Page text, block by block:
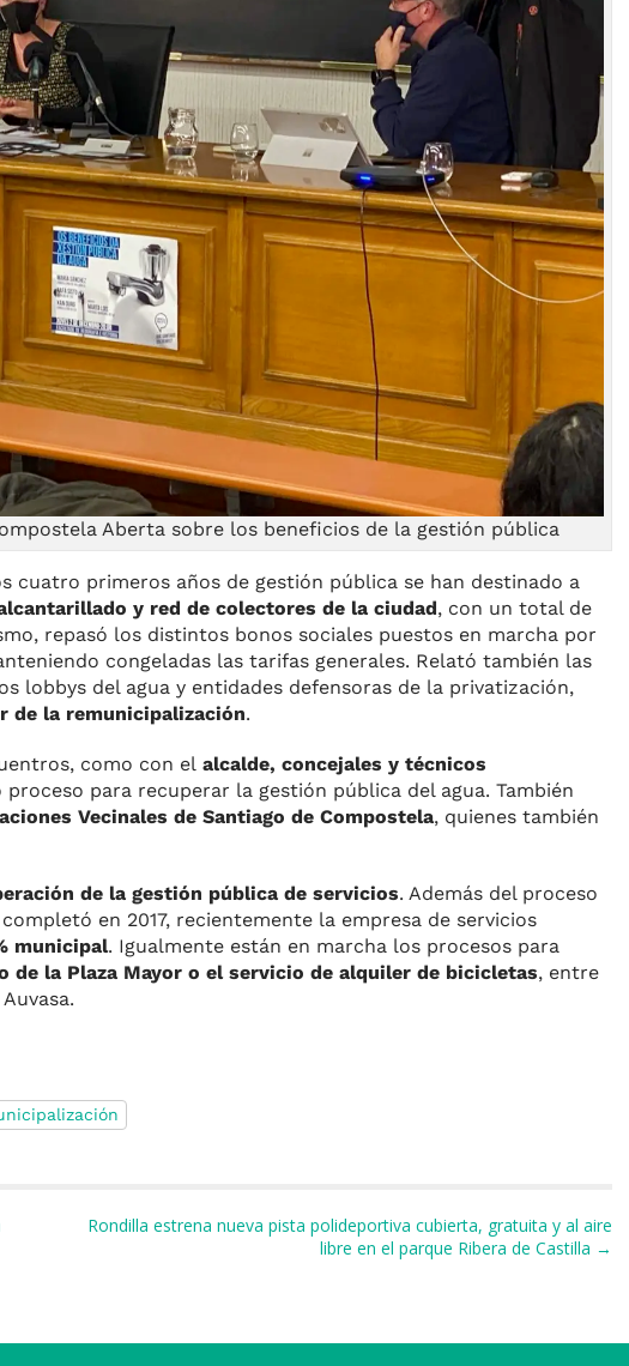
Aberta sobre los beneficios de la gestión pública
cuatro primeros años de gestión pública se han destinado a
y red de colectores de la ciudad, con un total de
repasó los distintos bonos sociales puestos en marcha por
congeladas las tarifas generales. Relató también las
lobbys del agua y entidades defensoras de la privatización,
de la remunicipalización.
como con el alcalde, concejales y técnicos
proceso para recuperar la gestión pública del agua. También
Vecinales de Santiago de Compostela, quienes también
de la gestión pública de servicios. Además del proceso
en 2017, recientemente la empresa de servicios
municipal. Igualmente están en marcha los procesos para
de la Plaza Mayor o el servicio de alquiler de bicicletas, entre
Rondilla estrena nueva pista polideportiva cubierta, gratuita y al aire
libre en el parque Ribera de Castilla →